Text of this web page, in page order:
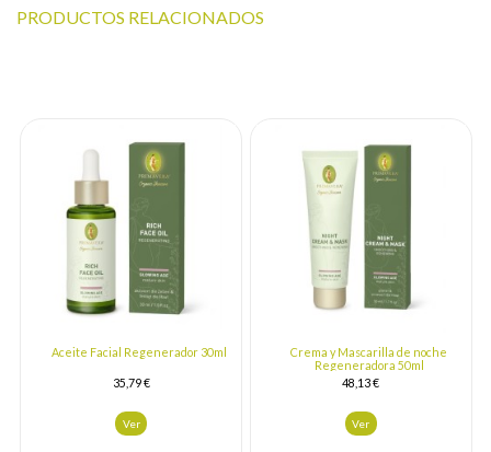
PRODUCTOS RELACIONADOS
Aceite Facial Regenerador 30ml
35,79 €
Ver
Crema y Mascarilla de noche
Regeneradora 50ml
48,13 €
Ver